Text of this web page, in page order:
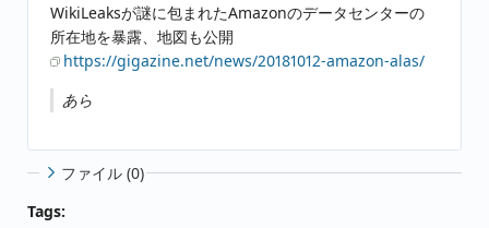
WikiLeaksが謎に包まれたAmazonのデータセンターの
所在地を暴露、地図も公開
https://gigazine.net/news/20181012-amazon-alas/
あら
ファイル (0)
Tags: